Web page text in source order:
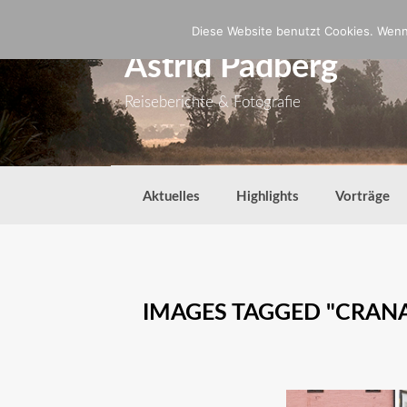
Astrid Padberg
Reiseberichte & Fotografie
Aktuelles Highlights Vorträge
IMAGES TAGGED
Diese Website benutzt Cookies.